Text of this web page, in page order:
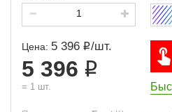
Цена: 5 396 /шт.
5 396
= 1 шт.